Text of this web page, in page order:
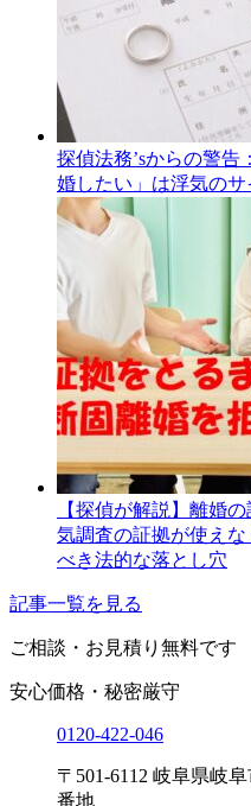
探偵法務’sからの警
婚したい」は浮気の
【探偵が解説】離婚
気調査の証拠が使えな
べき法的な落とし穴
記事一覧を見る
ご相談・お見積り 無料です
安心価格・秘密厳守
0120-422-046
〒501-6112 岐阜県岐
番地